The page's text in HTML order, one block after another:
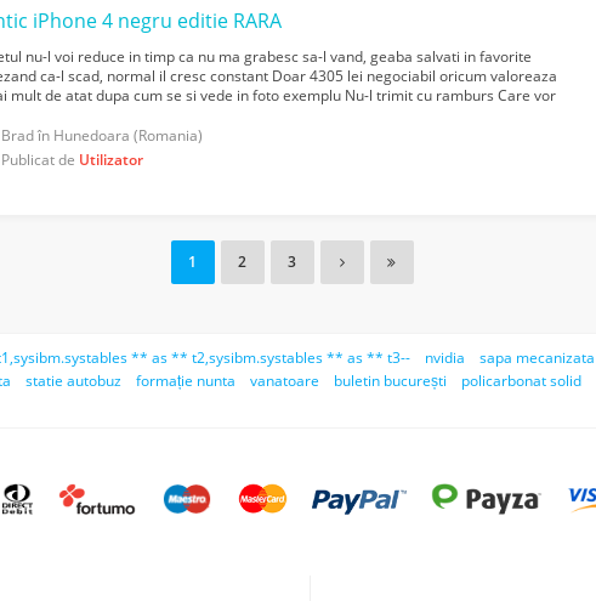
iPhone 4 negru editie RARA
nu-l voi reduce in timp ca nu ma grabesc sa-l vand, geaba salvati in favorite
ca-l scad, normal il cresc constant Doar 4305 lei negociabil oricum valoreaza
mult de atat dupa cum se si vede in foto exemplu Nu-l trimit cu ramburs Care vor
Brad în Hunedoara (Romania)
Publicat de Utilizator
1 2 3
** as ** t2,sysibm.systables ** as ** t3-- nvidia sapa mecanizata
statie autobuz formație nunta vanatoare buletin bucurești policarbonat solid